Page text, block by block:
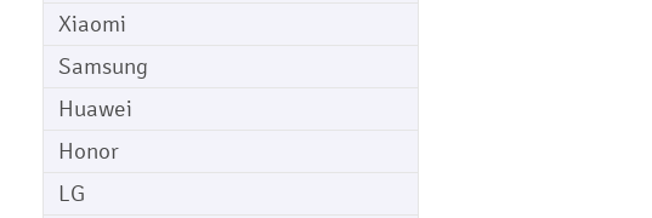
Xiaomi
Samsung
Huawei
Honor
LG